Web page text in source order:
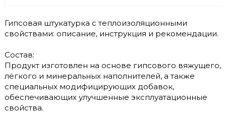
Гипсовая штукатурка с теплоизоляционными
свойствами: описание, инструкция и рекомендации.
Состав:
Продукт изготовлен на основе гипсового вяжущего,
лёгкого и минеральных наполнителей, а также
специальных модифицирующих добавок,
обеспечивающих улучшенные эксплуатационные
свойства.